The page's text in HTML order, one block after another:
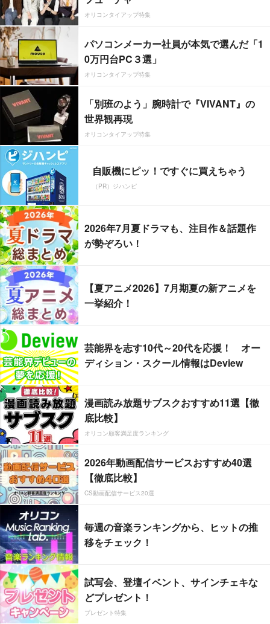
オリコンタイアップ特集
パソコンメーカー社員が本気で選んだ「1
0万円台PC３選」
オリコンタイアップ特集
「別班のよう」腕時計で『VIVANT』の
世界観再現
オリコンタイアップ特集
自販機にピッ！ですぐに買えちゃう
（PR）ジハンピ
2026年7月夏ドラマも、注目作＆話題作
が勢ぞろい！
【夏アニメ2026】7月期夏の新アニメを
一挙紹介！
芸能界を志す10代～20代を応援！ オー
ディション・スクール情報はDeview
漫画読み放題サブスクおすすめ11選【徹
底比較】
オリコン顧客満足度ランキング
2026年動画配信サービスおすすめ40選
【徹底比較】
CS動画配信サービス20選
毎週の音楽ランキングから、ヒットの推
移をチェック！
試写会、登壇イベント、サインチェキな
どプレゼント！
プレゼント特集